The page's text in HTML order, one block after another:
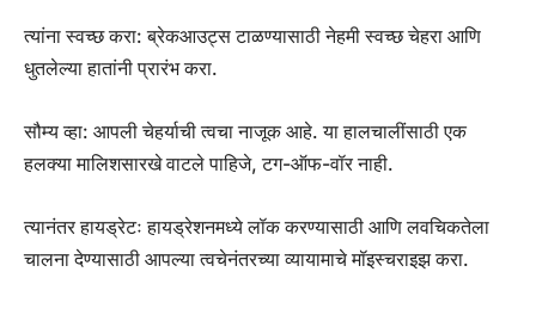
त्यांना स्वच्छ करा: ब्रेकआउट्स टाळण्यासाठी नेहमी स्वच्छ चेहरा आणि
धुतलेल्या हातांनी प्रारंभ करा.
सौम्य व्हा: आपली चेहर्याची त्वचा नाजूक आहे. या हालचालींसाठी एक
हलक्या मालिशसारखे वाटले पाहिजे, टग-ऑफ-वॉर नाही.
त्यानंतर हायड्रेटः हायड्रेशनमध्ये लॉक करण्यासाठी आणि लवचिकतेला
चालना देण्यासाठी आपल्या त्वचेनंतरच्या व्यायामाचे मॉइस्चराइझ करा.